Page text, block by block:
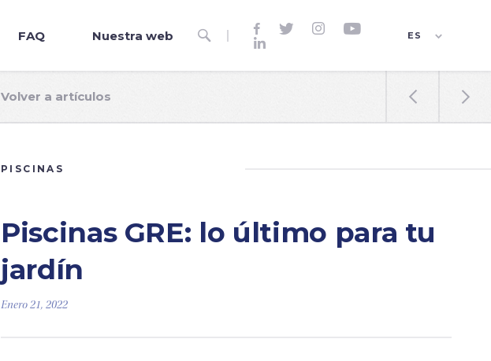
FAQ Nuestra web    


ES
Volver a artículos  
PISCINAS
Piscinas GRE: lo último para tu
jardín
Enero 21, 2022